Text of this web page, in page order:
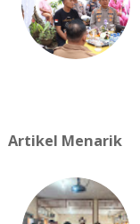
Artikel Menarik